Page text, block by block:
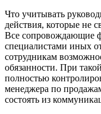
Что учитывать
действия, которые не
Все сопровождающие
специалистами иных
сотрудникам
обязанности. При
полностью
менеджера по
состоять из